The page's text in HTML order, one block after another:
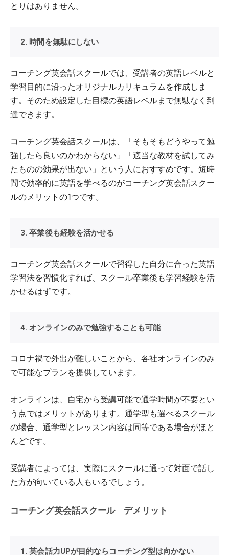
とりはありません。
2. 時間を無駄にしない
コーチング英会話スクールでは、受講者の英語レベルと
学習目的に沿ったオリジナルカリキュラムを作成しま
す。そのため設定した目標の英語レベルまで無駄なく到
達できます。
コーチング英会話スクールは、「そもそもどうやって勉
強したら良いのかわからない」「適当な教材を試してみ
たものの効果が出ない」という人におすすめです。短時
間で効率的に英語を学べるのがコーチング英会話スクー
ルのメリットの1つです。
3. 卒業後も経験を活かせる
コーチング英会話スクールで習得した自分に合った英語
学習法を習慣化すれば、スクール卒業後も学習経験を活
かせるはずです。
4. オンラインのみで勉強することも可能
コロナ禍で外出が難しいことから、各社オンラインのみ
で可能なプランを提供しています。
オンラインは、自宅から受講可能で通学時間が不要とい
う点ではメリットがあります。通学型も選べるスクール
の場合、通学型とレッスン内容は同等である場合がほと
んどです。
受講者によっては、実際にスクールに通って対面で話し
た方が向いている人もいるでしょう。
コーチング英会話スクール デメリット
1. 英会話力UPが目的ならコーチング型は向かない